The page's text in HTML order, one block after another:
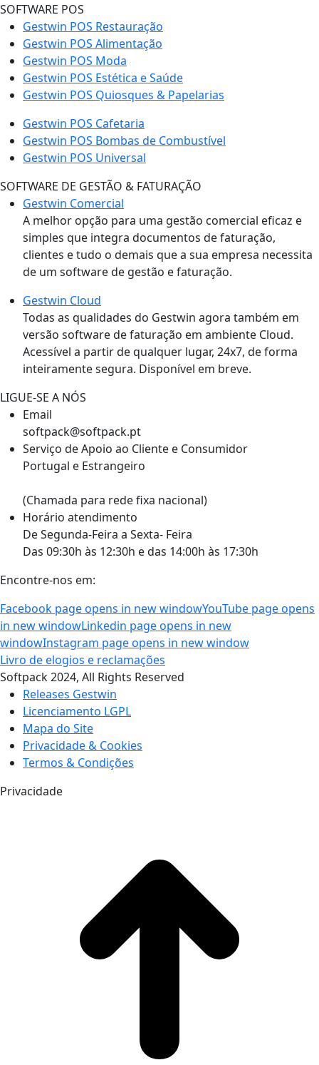
SOFTWARE POS
Gestwin POS Restauração
Gestwin POS Alimentação
Gestwin POS Moda
Gestwin POS Estética e Saúde
Gestwin POS Quiosques & Papelarias
Gestwin POS Cafetaria
Gestwin POS Bombas de Combustível
Gestwin POS Universal
SOFTWARE DE GESTÃO & FATURAÇÃO
Gestwin Comercial
A melhor opção para uma gestão comercial eficaz e
simples que integra documentos de faturação,
clientes e tudo o demais que a sua empresa necessita
de um software de gestão e faturação.
Gestwin Cloud
Todas as qualidades do Gestwin agora também em
versão software de faturação em ambiente Cloud.
Acessível a partir de qualquer lugar, 24x7, de forma
inteiramente segura. Disponível em breve.
LIGUE-SE A NÓS
Email
softpack@softpack.pt
Serviço de Apoio ao Cliente e Consumidor
Portugal e Estrangeiro
(Chamada para rede fixa nacional)
Horário atendimento
De Segunda-Feira a Sexta- Feira
Das 09:30h às 12:30h e das 14:00h às 17:30h
Encontre-nos em:
Facebook page opens in new windowYouTube page opens
in new windowLinkedin page opens in new
windowInstagram page opens in new window
Livro de elogios e reclamações
Softpack 2024, All Rights Reserved
Releases Gestwin
Licenciamento LGPL
Mapa do Site
Privacidade & Cookies
Termos & Condições
Privacidade